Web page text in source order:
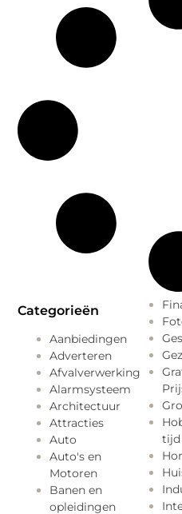
Categorieën
Aanbiedingen
Adverteren
Afvalverwerking
Alarmsysteem
Architectuur
Attracties
Auto
Auto's en
Motoren
Banen en
opleidingen
tijd